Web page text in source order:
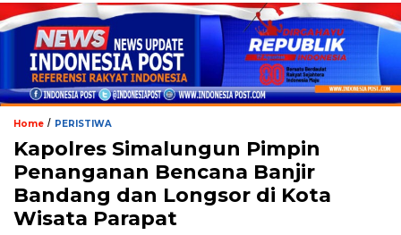
Home / PERISTIWA
Kapolres Simalungun Pimpin
Penanganan Bencana Banjir
Bandang dan Longsor di Kota
Wisata Parapat